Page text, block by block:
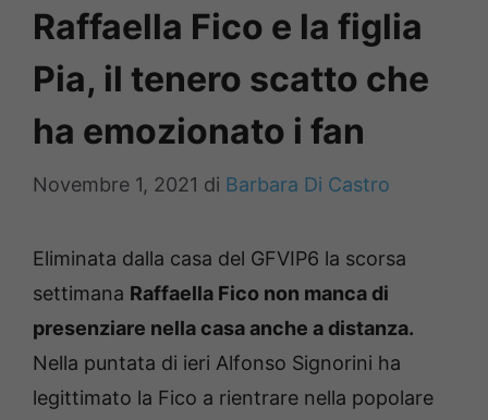
Raffaella Fico e la figlia
Pia, il tenero scatto che
ha emozionato i fan
Novembre 1, 2021 di Barbara Di Castro
Eliminata dalla casa del GFVIP6 la scorsa
settimana Raffaella Fico non manca di
presenziare nella casa anche a distanza.
Nella puntata di ieri Alfonso Signorini ha
legittimato la Fico a rientrare nella popolare